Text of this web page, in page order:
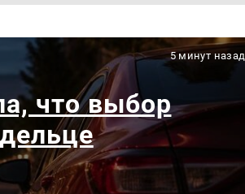
5 минут назад
что выбор